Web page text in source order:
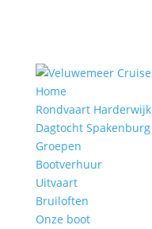
Home
Rondvaart Harderwijk
Dagtocht Spakenburg
Groepen
Bootverhuur
Uitvaart
Bruiloften
Onze boot